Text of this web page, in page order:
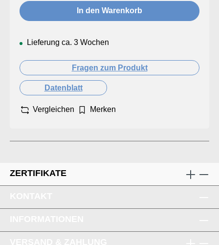
In den Warenkorb
Lieferung ca. 3 Wochen
Fragen zum Produkt
Datenblatt
Vergleichen Merken
ZERTIFIKATE